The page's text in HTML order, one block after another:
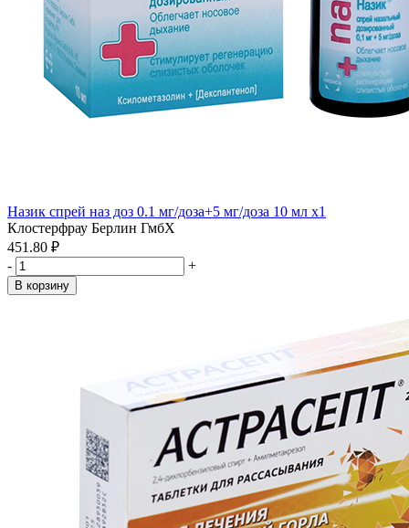
Назик спрей наз доз 0.1 мг/доза+5 мг/доза 10 мл x1
Клостерфрау Берлин ГмбХ
451.80 ₽
-
+
В корзину